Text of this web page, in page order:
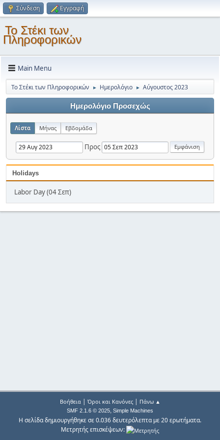
Σύνδεση Εγγραφή
Το Στέκι των
Πληροφορικών
Main Menu
Το Στέκι των Πληροφορικών ► Ημερολόγιο ► Αύγουστος 2023
Ημερολόγιο Προσεχώς
Λίστα Μήνας Εβδομάδα
Προς
Holidays
Labor Day (04 Σεπ)
Βοήθεια| Όροι και Κανόνες| Πάνω ▲
SMF 2.1.6 © 2025, Simple Machines
Η σελίδα δημιουργήθηκε σε 0.036 δευτερόλεπτα με 20 ερωτήματα.
Μετρητής επισκέψεων: